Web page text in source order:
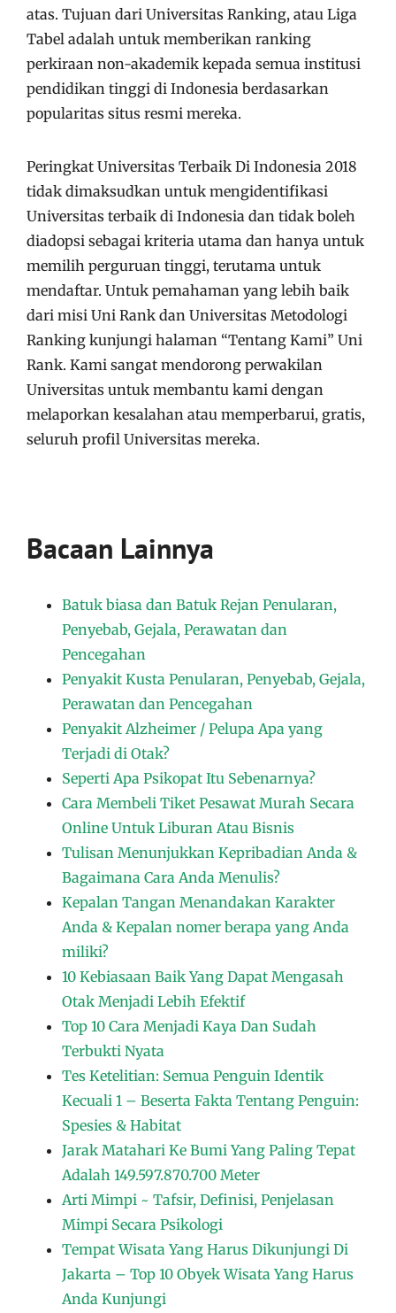
atas. Tujuan dari Universitas Ranking, atau Liga
Tabel adalah untuk memberikan ranking
perkiraan non-akademik kepada semua institusi
pendidikan tinggi di Indonesia berdasarkan
popularitas situs resmi mereka.
Peringkat Universitas Terbaik Di Indonesia 2018
tidak dimaksudkan untuk mengidentifikasi
Universitas terbaik di Indonesia dan tidak boleh
diadopsi sebagai kriteria utama dan hanya untuk
memilih perguruan tinggi, terutama untuk
mendaftar. Untuk pemahaman yang lebih baik
dari misi Uni Rank dan Universitas Metodologi
Ranking kunjungi halaman “Tentang Kami” Uni
Rank. Kami sangat mendorong perwakilan
Universitas untuk membantu kami dengan
melaporkan kesalahan atau memperbarui, gratis,
seluruh profil Universitas mereka.
Bacaan Lainnya
Batuk biasa dan Batuk Rejan Penularan,
Penyebab, Gejala, Perawatan dan
Pencegahan
Penyakit Kusta Penularan, Penyebab, Gejala,
Perawatan dan Pencegahan
Penyakit Alzheimer / Pelupa Apa yang
Terjadi di Otak?
Seperti Apa Psikopat Itu Sebenarnya?
Cara Membeli Tiket Pesawat Murah Secara
Online Untuk Liburan Atau Bisnis
Tulisan Menunjukkan Kepribadian Anda &
Bagaimana Cara Anda Menulis?
Kepalan Tangan Menandakan Karakter
Anda & Kepalan nomer berapa yang Anda
miliki?
10 Kebiasaan Baik Yang Dapat Mengasah
Otak Menjadi Lebih Efektif
Top 10 Cara Menjadi Kaya Dan Sudah
Terbukti Nyata
Tes Ketelitian: Semua Penguin Identik
Kecuali 1 – Beserta Fakta Tentang Penguin:
Spesies & Habitat
Jarak Matahari Ke Bumi Yang Paling Tepat
Adalah 149.597.870.700 Meter
Arti Mimpi ~ Tafsir, Definisi, Penjelasan
Mimpi Secara Psikologi
Tempat Wisata Yang Harus Dikunjungi Di
Jakarta – Top 10 Obyek Wisata Yang Harus
Anda Kunjungi